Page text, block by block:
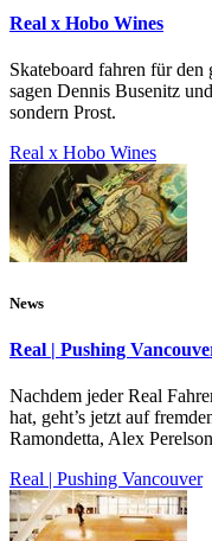
Real x Hobo Wines
Skateboard fahren für
sagen Dennis Busenitz
sondern Prost.
Real x Hobo Wines
News
Real | Pushing
Nachdem jeder Real
hat, geht’s jetzt auf
Ramondetta, Alex
Real | Pushing Vancouver